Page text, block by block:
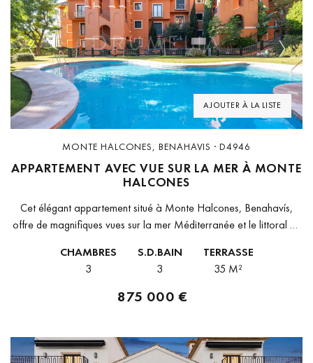
AJOUTER À LA LISTE
Previous Next
MONTE HALCONES, BENAHAVIS · D4946
APPARTEMENT AVEC VUE SUR LA MER À MONTE
HALCONES
Cet élégant appartement situé à Monte Halcones, Benahavís,
offre de magnifiques vues sur la mer Méditerranée et le littoral de
garantissant intimité et...
CHAMBRES
3
S.D.BAIN
3
TERRASSE
35 M²
875 000 €